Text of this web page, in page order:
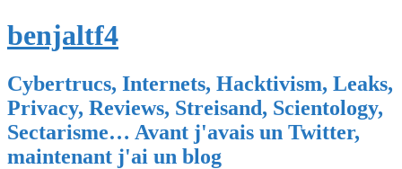
benjaltf4
Cybertrucs, Internets, Hacktivism, Leaks,
Privacy, Reviews, Streisand, Scientology,
Sectarisme… Avant j'avais un Twitter,
maintenant j'ai un blog